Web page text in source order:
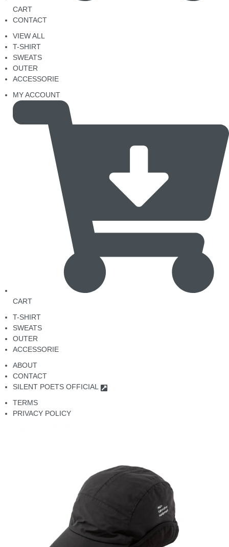
CART
CONTACT
VIEW ALL
T-SHIRT
SWEATS
OUTER
ACCESSORIE
MY ACCOUNT
CART
T-SHIRT
SWEATS
OUTER
ACCESSORIE
ABOUT
CONTACT
SILENT POETS OFFICIAL
TERMS
PRIVACY POLICY